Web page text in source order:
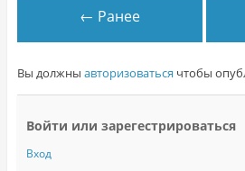
← Ранее
Вы должны авторизоваться чтобы
Войти или зарегестрироваться
Вход